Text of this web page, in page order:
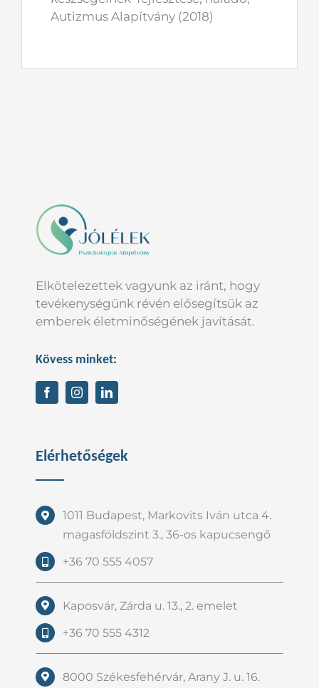
Autizmus Alapítvány (2018)
Elkötelezettek vagyunk az iránt, hogy
tevékenységünk révén elősegítsük az
emberek életminőségének javítását.
Kövess minket:
Elérhetőségek
1011 Budapest, Markovits Iván utca 4.
magasföldszint 3., 36-os kapucsengő
+36 70 555 4057
Kaposvár, Zárda u. 13., 2. emelet
+36 70 555 4312
8000 Székesfehérvár, Arany J. u. 16.